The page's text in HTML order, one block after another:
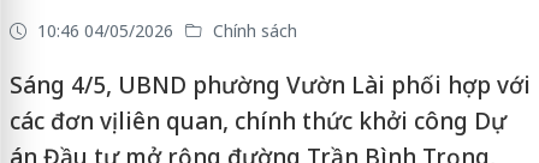
10:46 04/05/2026 Chính sách
Sáng 4/5, UBND phường Vườn Lài phối hợp với
các đơn vị liên quan, chính thức khởi công Dự